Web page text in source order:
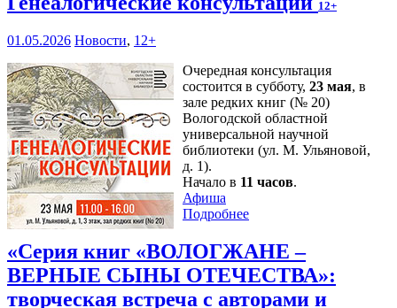
12+
01.05.2026 Новости, 12+
Очередная консультация
состоится в субботу, 23 мая, в
зале редких книг (№ 20)
Вологодской областной
универсальной научной
библиотеки (ул. М. Ульяновой,
д. 1).
Начало в 11 часов.
Афиша
Подробнее
«Серия книг «ВОЛОГЖАНЕ –
ВЕРНЫЕ СЫНЫ ОТЕЧЕСТВА»:
творческая встреча с авторами и